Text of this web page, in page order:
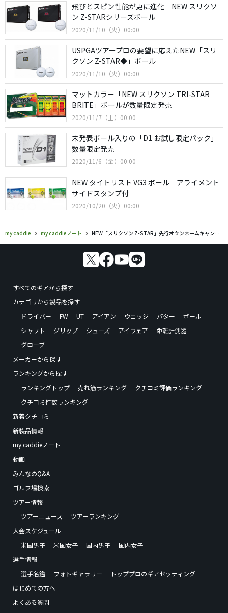
飛びとスピン性能が更に進化 NEW スリクソ
ン Z-STARシリーズボール
2020/11/10（火）00:00
USPGAツアープロの要望に応えたNEW「スリ
クソン Z-STAR◆」ボール
2020/11/10（火）00:00
マットカラー「NEW スリクソン TRI-STAR
BRITE」ボールが数量限定発売
2020/11/7（土）00:00
未発表ボール入りの「D1 お試し限定パック」
数量限定発売
2020/11/6（金）00:00
NEW タイトリスト VG3 ボール アライメント
サイドスタンプ付
2020/10/20（火）00:00
my caddie my caddieノート NEW「スリクソン Z-STAR」先行オウンネームキャンペーンは21年1月から
すべてのギアから探す
カテゴリから製品を探す
ドライバー
FW UT アイアン ウェッジ パター
ボール
シャフト
グリップ シューズ アイウェア
距離計測器
グローブ
メーカーから探す
ランキングから探す
ランキングトップ
売れ筋ランキング
クチコミ評価ランキング
クチコミ件数ランキング
新着クチコミ
新製品情報
my caddieノート
動画
みんなのQ&A
ゴルフ場検索
ツアー情報
ツアーニュース
ツアーランキング
大会スケジュール
米国男子
米国女子 国内男子
国内女子
選手情報
選手名鑑
フォトギャラリー
トッププロのギアセッティング
はじめての方へ
よくある質問